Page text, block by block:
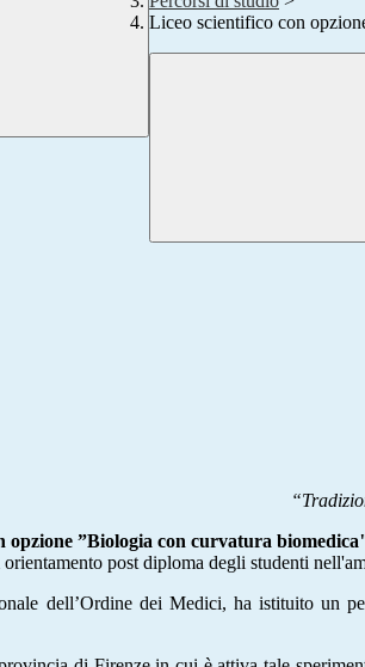
Liceo scientifico con
opzione ”Biologia con curvatura
post diploma degli studenti
dell’Ordine dei Medici, ha istituito un